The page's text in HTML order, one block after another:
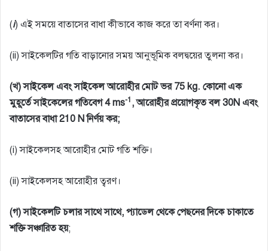
(i) এই সময়ে বাতাসের বাধা কীভাবে কাজ করে তা বর্ণনা কর।
(ii) সাইকেলটির গতি বাড়ানাের সময় আনুভূমিক বলদ্বয়ের তুলনা কর।
(খ) সাইকেল এবং সাইকেল আরােহীর মােট ভর 75 kg. কোনাে এক
মুহূর্তে সাইকেলের গতিবেগ 4 ms-1 , আরােহীর প্রয়ােগকৃত বল 30N এবং
বাতাসের বাধা 210 N নির্ণয় কর;
(i) সাইকেলসহ আরােহীর মােট গতি শক্তি।
(ii) সাইকেলসহ আরােহীর ত্বরণ।
(গ) সাইকেলটি চলার সাথে সাথে, প্যাডেল থেকে পেছনের দিকে চাকাতে
শক্তি সঞ্চারিত হয়;